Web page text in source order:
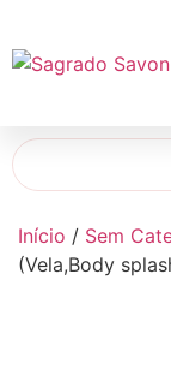
Início / Sem
(Vela,Body